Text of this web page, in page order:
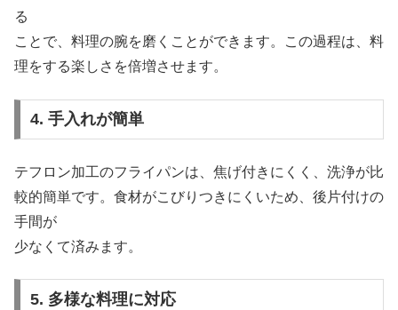
る
ことで、料理の腕を磨くことができます。この過程は、料
理をする楽しさを倍増させます。
4. 手入れが簡単
テフロン加工のフライパンは、焦げ付きにくく、洗浄が比
較的簡単です。食材がこびりつきにくいため、後片付けの
手間が
少なくて済みます。
5. 多様な料理に対応